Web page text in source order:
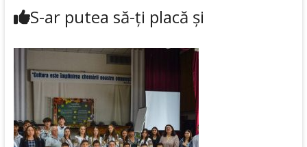
S-ar putea să-ți placă și